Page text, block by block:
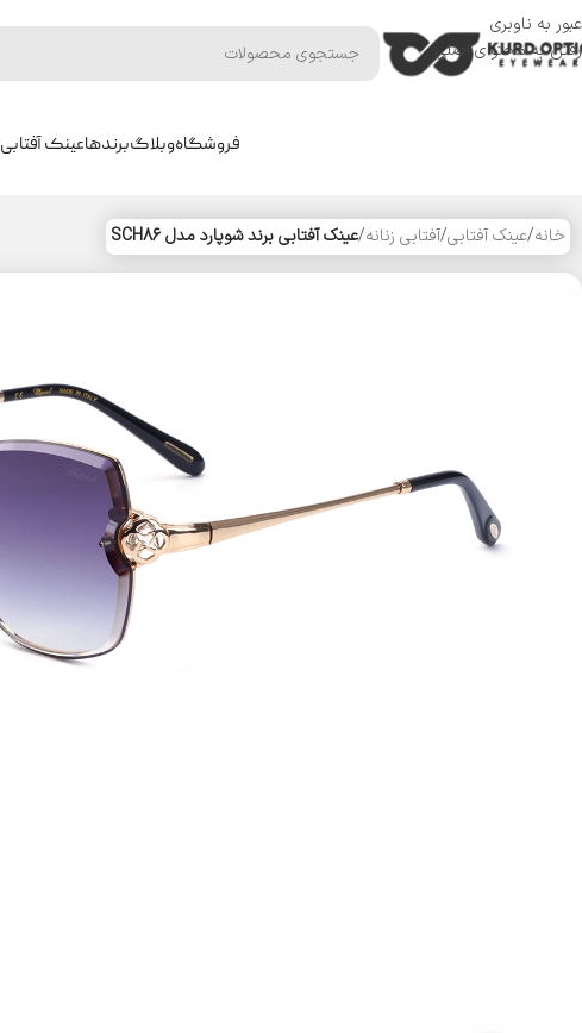
عبور به ناوبری
رفتن به محتوای اصلی
فروشگاهوبلاگبرندهاعینک آفتابی
خانه/عینک آفتابی/آفتابی زنانه/عینک آفتابی برند شوپارد مدل SCH86